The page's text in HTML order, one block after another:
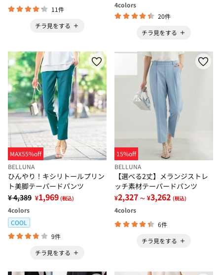
11件
チラ見をする
4colors
20件
チラ見をする
MAX55%off
BELLUNA
ひんやり！キシリトールプリン
ト美脚テーパードパンツ
¥ 4,389 ¥1,969 (税込)
4colors
COOL
9件
チラ見をする
15%off
BELLUNA
【選べる2丈】メランジストレ
ッチ素材テーパードパンツ
¥2,327 ～ ¥3,262 (税込)
4colors
6件
チラ見をする